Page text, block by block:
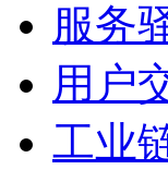
服务
用户
工业